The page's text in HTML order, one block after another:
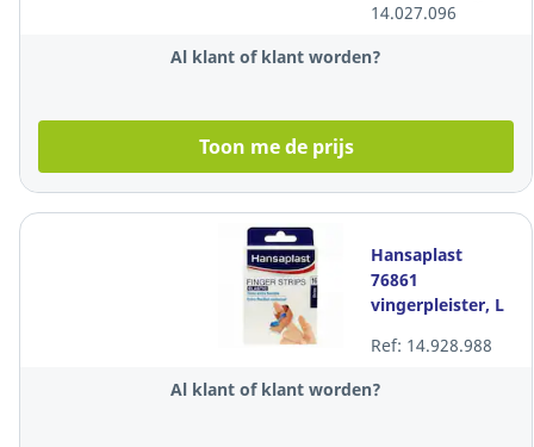
14.027.096
Al klant of klant worden?
Toon me de prijs
Hansaplast
76861
vingerpleister, L
stuk
Ref: 14.928.988
Al klant of klant worden?